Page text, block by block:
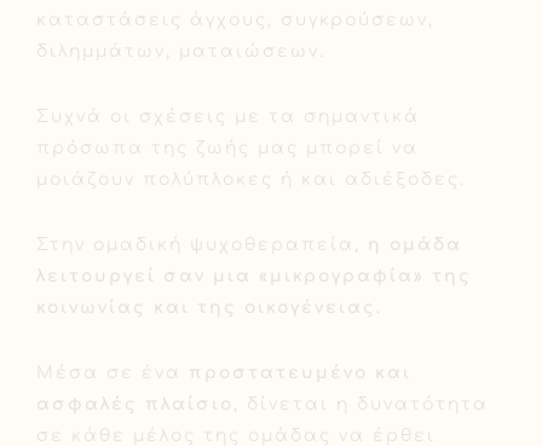
καταστάσεις άγχους, συγκρούσεων,
διλημμάτων, ματαιώσεων.
Συχνά οι σχέσεις με τα σημαντικά
πρόσωπα της ζωής μας μπορεί να
μοιάζουν πολύπλοκες ή και αδιέξοδες.
Στην ομαδική ψυχοθεραπεία,
η ομάδα
λειτουργεί σαν μια «μικρογραφία» της
κοινωνίας και της οικογένειας.
Μέσα σε ένα
προστατευμένο και
ασφαλές πλαίσιο
, δίνεται η δυνατότητα
σε κάθε μέλος της ομάδας να έρθει